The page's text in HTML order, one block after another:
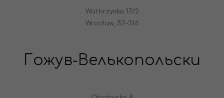
Watbrzyska 17/2
Wrocław, 52-314
Гожув-Велькопольски